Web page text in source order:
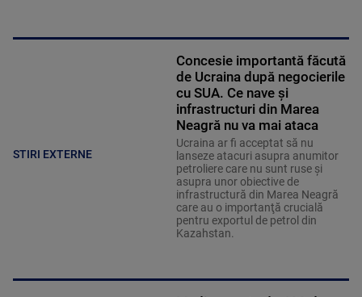
STIRI EXTERNE
Concesie importantă făcută
de Ucraina după negocierile
cu SUA. Ce nave şi
infrastructuri din Marea
Neagră nu va mai ataca
Ucraina ar fi acceptat să nu
lanseze atacuri asupra anumitor
petroliere care nu sunt ruse şi
asupra unor obiective de
infrastructură din Marea Neagră
care au o importanţă crucială
pentru exportul de petrol din
Kazahstan.